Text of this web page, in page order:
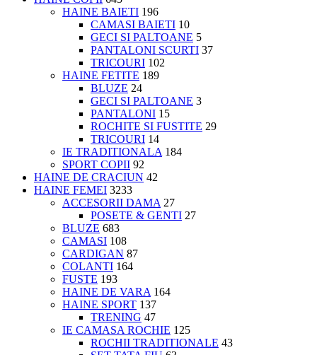
HAINE BAIETI 196
CAMASI BAIETI 10
GECI SI PALTOANE 5
PANTALONI SCURTI 37
TRICOURI 102
HAINE FETITE 189
BLUZE 24
GECI SI PALTOANE 3
PANTALONI 15
ROCHITE SI FUSTITE 29
TRICOURI 14
IE TRADITIONALA 184
SPORT COPII 92
HAINE DE CRACIUN 42
HAINE FEMEI 3233
ACCESORII DAMA 27
POSETE & GENTI 27
BLUZE 683
CAMASI 108
CARDIGAN 87
COLANTI 164
FUSTE 193
HAINE DE VARA 164
HAINE SPORT 137
TRENING 47
IE CAMASA ROCHIE 125
ROCHII TRADITIONALE 43